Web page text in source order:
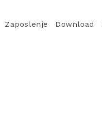
Zaposlenje Download